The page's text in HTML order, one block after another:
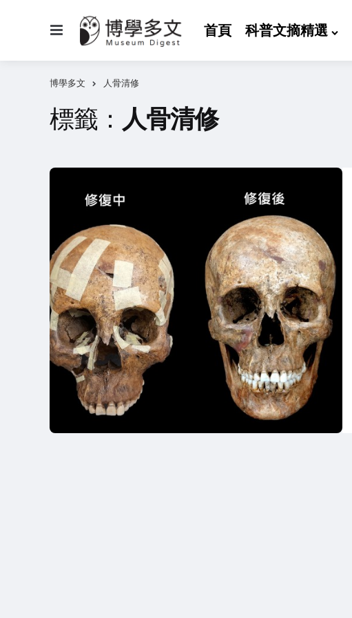
首頁 科普文摘精選
博學多文 人骨清修
標籤： 人骨清修